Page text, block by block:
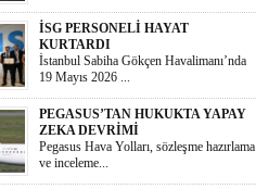
İSG PERSONELİ HAYAT
KURTARDI
İstanbul Sabiha Gökçen Havalimanı’nda
19 Mayıs 2026 ...
PEGASUS’TAN HUKUKTA YAPAY
ZEKA DEVRİMİ
Pegasus Hava Yolları, sözleşme hazırlama
ve inceleme...